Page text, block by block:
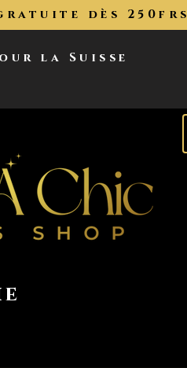
la Suisse
dès 250frs